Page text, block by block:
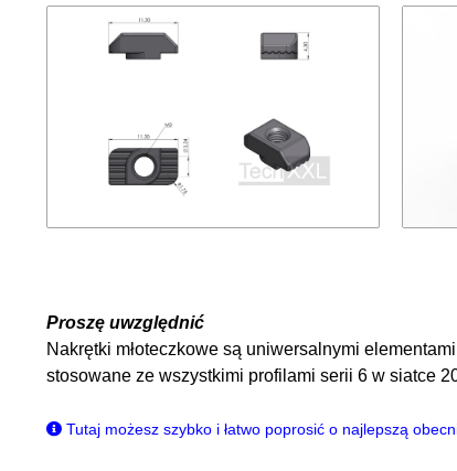
Proszę uwzględnić
Nakrętki młoteczkowe są uniwersalnymi
stosowane ze wszystkimi profilami serii 6 w siatce
Tutaj możesz szybko i łatwo poprosić o najlepszą